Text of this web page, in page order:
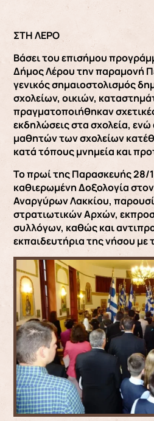
ΣΤΗ ΛΕΡΟ
Βάσει του επισήμου
Δήμος Λέρου την παραμονή
γενικός σημαιοστολισμός
σχολείων, οικιών,
πραγματοποιήθηκαν
εκδηλώσεις στα σχολεία,
μαθητών των σχολείων
κατά τόπους μνημεία και
Το πρωί της Παρασκευής 28/
καθιερωμένη Δοξολογία
Αναργύρων Λακκίου,
στρατιωτικών Αρχών,
συλλόγων, καθώς και
εκπαιδευτήρια της νήσου με